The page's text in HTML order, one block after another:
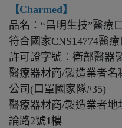
【Charmed】
品名：“昌明生技”醫療
符合國家CNS14774醫
許可證字號︰衛部醫器
醫療器材商/製造業者
公司(口罩國家隊#35)
醫療器材商/製造業者
論路2號1樓